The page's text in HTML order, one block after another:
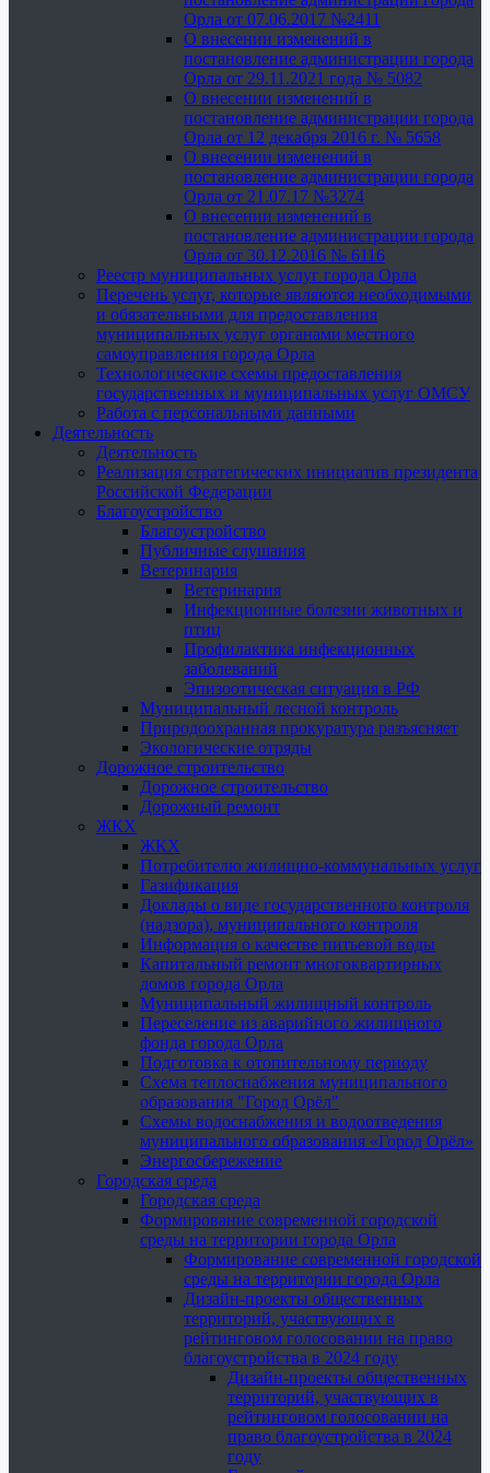
Орла от 07.06.2017 №2411
О внесении изменений в
постановление администрации города
Орла от 29.11.2021 года № 5082
О внесении изменений в
постановление администрации города
Орла от 12 декабря 2016 г. № 5658
О внесении изменений в
постановление администрации города
Орла от 21.07.17 №3274
О внесении изменений в
постановление администрации города
Орла от 30.12.2016 № 6116
Реестр муниципальных услуг города Орла
Перечень услуг, которые являются необходимыми
и обязательными для предоставления
муниципальных услуг органами местного
самоуправления города Орла
Технологические схемы предоставления
государственных и муниципальных услуг ОМСУ
Работа с персональными данными
Деятельность
Деятельность
Реализация стратегических инициатив президента
Российской Федерации
Благоустройство
Благоустройство
Публичные слушания
Ветеринария
Ветеринария
Инфекционные болезни животных и
птиц
Профилактика инфекционных
заболеваний
Эпизоотическая ситуация в РФ
Муниципальный лесной контроль
Природоохранная прокуратура разъясняет
Экологические отряды
Дорожное строительство
Дорожное строительство
Дорожный ремонт
ЖКХ
ЖКХ
Потребителю жилищно-коммунальных услуг
Газификация
Доклады о виде государственного контроля
(надзора), муниципального контроля
Информация о качестве питьевой воды
Капитальный ремонт многоквартирных
домов города Орла
Муниципальный жилищный контроль
Переселение из аварийного жилищного
фонда города Орла
Подготовка к отопительному периоду
Схема теплоснабжения муниципального
образования "Город Орёл"
Схемы водоснабжения и водоотведения
муниципального образования «Город Орёл»
Энергосбережение
Городская среда
Городская среда
Формирование современной городской
среды на территории города Орла
Формирование современной городской
среды на территории города Орла
Дизайн-проекты общественных
территорий, участвующих в
рейтинговом голосовании на право
благоустройства в 2024 году
Дизайн-проекты общественных
территорий, участвующих в
рейтинговом голосовании на
право благоустройства в 2024
году